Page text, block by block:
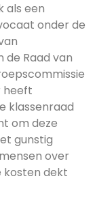
als een
onder de
Raad van
heeft
klassenraad
om deze
gunstig
over
kosten dekt